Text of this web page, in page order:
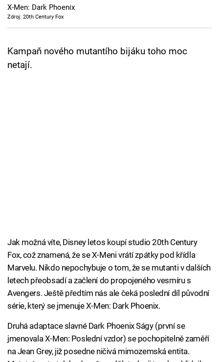
TV Program
Přihlášení
X-Men: Dark Phoenix
Zdroj: 20th Century Fox
Kampaň nového mutantího bijáku toho moc
netají.
Jak možná víte, Disney letos koupí studio 20th Century
Fox, což znamená, že se X-Meni vrátí zpátky pod křídla
Marvelu. Nikdo nepochybuje o tom, že se mutanti v dalších
letech přeobsadí a začlení do propojeného vesmíru s
Avengers. Ještě předtím nás ale čeká poslední díl původní
série, který se jmenuje X-Men: Dark Phoenix.
Druhá adaptace slavné Dark Phoenix Ságy (první se
jmenovala X-Men: Poslední vzdor) se pochopitelně zaměří
na Jean Grey, již posedne ničivá mimozemská entita.